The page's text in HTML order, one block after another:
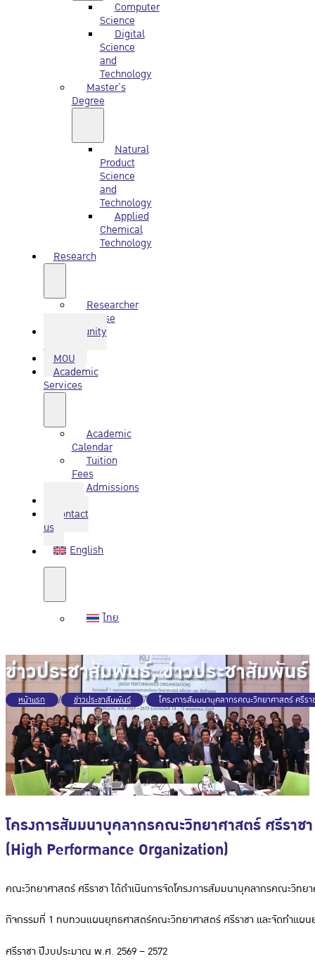
Computer
Science
Digital
Science
and
Technology
Master’s
Degree
Natural
Product
Science
and
Technology
Applied
Chemical
Technology
Research
Researcher
Database
Community
Service
MOU
Academic
Services
Academic
Calendar
Tuition
Fees
Admissions
Contact
us
English
ไทย
ข่าวประชาสัมพันธ์,ข่าวประชาสัมพันธ์
หน้าแรก / ข่าวประชาสัมพันธ์ / โครงการสัมมนาบุคลากรคณะวิทยาศาสตร์ ศรีร
โครงการสัมมนาบุคลากรคณะวิทยาศาสตร์ ศรีรา
(High Performance Organization)
คณะวิทยาศาสตร์ ศรีราชา ได้ดำเนินการจัดโครงการสัมมนาบุคลากรคณะวิท
กิจกรรมที่ 1 ทบทวนแผนยุทธศาสตร์คณะวิทยาศาสตร์ ศรีราชา และจัดทำแผ
ศรีราชา ปีงบประมาณ พ.ศ. 2569 – 2572